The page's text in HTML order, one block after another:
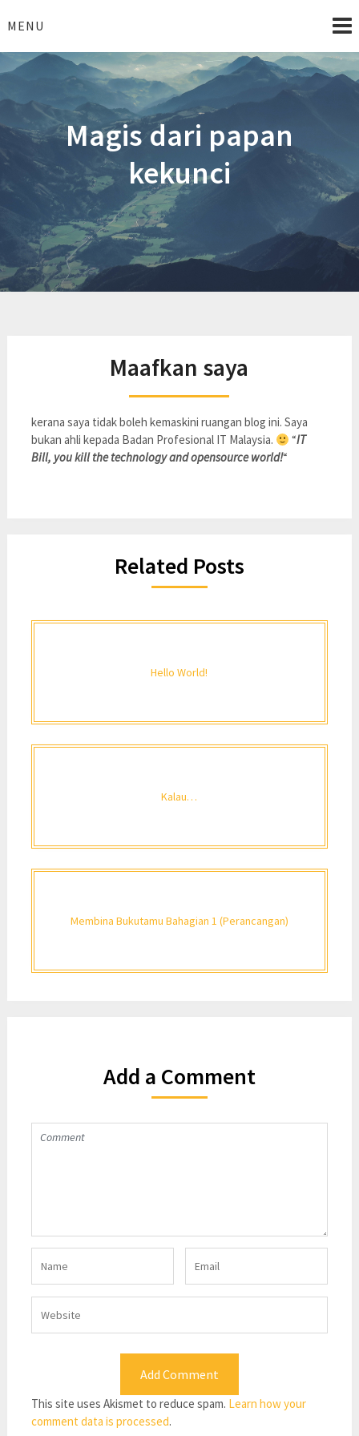
toMENU
Magis dari papan
kekunci
Maafkan saya
kerana saya tidak boleh kemaskini ruangan blog ini. Saya
bukan ahli kepada Badan Profesional IT Malaysia.
“IT
Bill, you kill the technology and opensource world!“
Related Posts
Hello World!
Kalau…
Membina Bukutamu Bahagian 1 (Perancangan)
Add a Comment
This site uses Akismet to reduce spam. Learn how your
comment data is processed.